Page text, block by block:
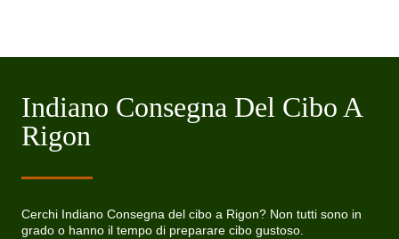
Indiano Consegna Del Cibo A
Rigon
Cerchi Indiano Consegna del cibo a Rigon? Non tutti sono in
grado o hanno il tempo di preparare cibo gustoso.